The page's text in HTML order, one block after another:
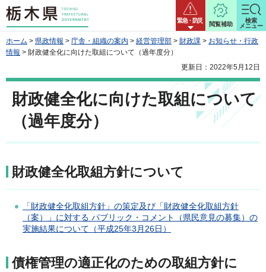
栃木県 緊急・防災
閲覧補助
検索
メニュー
ホーム > 県政情報 > 庁舎・組織の案内 > 経営管理部 > 財政課 > お知らせ・行政
情報 > 財政健全化に向けた取組について（過年度分）
更新日：2022年5月12日
財政健全化に向けた取組について
（過年度分）
財政健全化取組方針について
「財政健全化取組方針」の策定及び「財政健全化取組方針
（案）」に対する パブリック・コメント（県民意見の募集）の
実施結果について（平成25年3月26日）
債権管理の適正化のための取組方針に